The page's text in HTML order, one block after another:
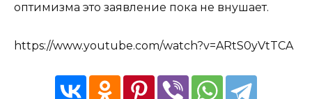
оптимизма это заявление пока не внушает.
https://www.youtube.com/watch?v=ARtS0yVtTCA